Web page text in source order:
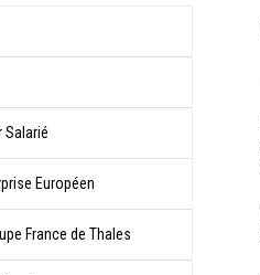
Salarié
Européen
France de Thales